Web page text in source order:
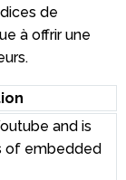
de
à offrir une
and is
of embedded